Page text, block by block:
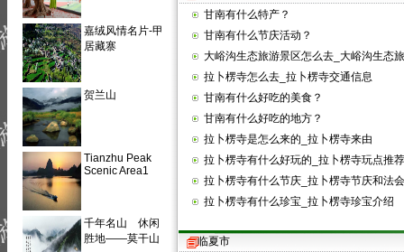
嘉绒风情名片-甲
居藏寨
贺兰山
Tianzhu Peak
Scenic Area1
千年名山 休闲
胜地——莫干山
甘南有什么特产？
甘南有什么节庆活动？
大峪沟生态旅游景区怎么去_大峪沟生态
拉卜楞寺怎么去_拉卜楞寺交通信息
甘南有什么好吃的美食？
甘南有什么好吃的地方？
拉卜楞寺是怎么来的_拉卜楞寺来由
拉卜楞寺有什么好玩的_拉卜楞寺玩点推荐
拉卜楞寺有什么节庆_拉卜楞寺节庆和法会
拉卜楞寺有什么珍宝_拉卜楞寺珍宝介绍
临夏市